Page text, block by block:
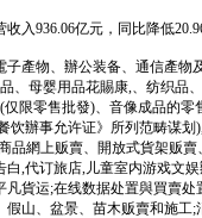
入936.06亿元，同比降低
產物、辦公装备、通信產
、母婴用品花賜康,、纺织品
限零售批發)、音像成品的
饮辦事允许证》所列范畴谋
品網上贩賣、開放式貨架贩
,代订旅店,儿童室内游戏文
貨运;在线数据处置與買賣
山、盆景、苗木贩賣和施